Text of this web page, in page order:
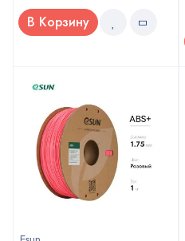
В Корзину